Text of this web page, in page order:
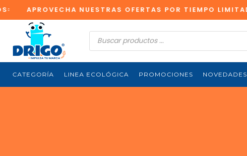
APROVECHA NUESTRAS OFERTAS POR TIEMPO LIMITADO
Búsqueda
de
productos
CATEGORÍA LINEA ECOLÓGICA PROMOCIONES NOVEDADES